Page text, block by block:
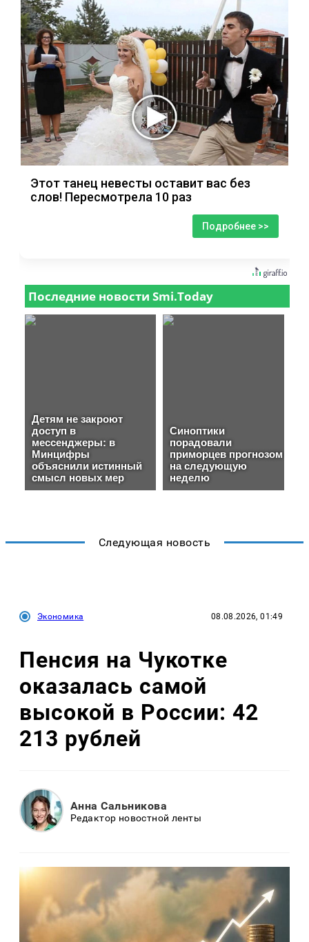
Этот танец невесты оставит вас без
слов! Пересмотрела 10 раз
Подробнее >>
Следующая новость
Экономика 08.08.2026, 01:49
Пенсия на Чукотке
оказалась самой
высокой в России: 42
213 рублей
Анна Сальникова
Редактор новостной ленты